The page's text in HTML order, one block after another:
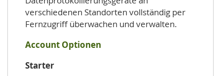
verschiedenen Standorten vollständig per
Fernzugriff überwachen und verwalten.
Account Optionen
Starter